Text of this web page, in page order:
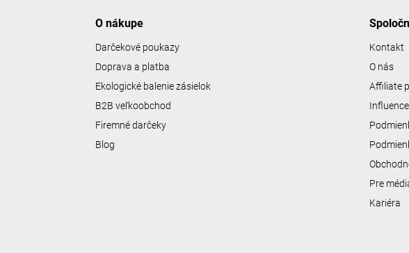
O nákupe
Darčekové poukazy
Doprava a platba
Ekologické balenie zásielok
B2B veľkoobchod
Firemné darčeky
Blog
Kontakt
O nás
Affiliate
Pre
Kariéra